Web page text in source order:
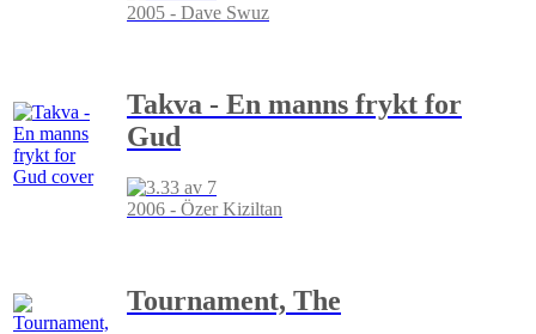
2005 - Dave Swuz
Takva - En manns frykt for
Gud
2006 - Özer Kiziltan
Tournament, The